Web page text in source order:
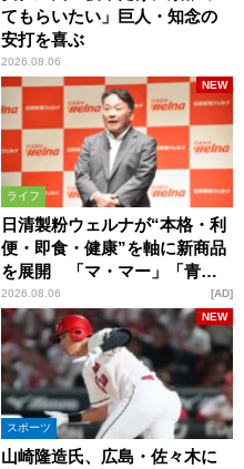
てもらいたい」巨人・知念の
安打を喜ぶ
2026.08.06
ライフ
日清製粉ウェルナが“本格・利
便・即食・健康”を軸に新商品
を展開 「マ・マー」「青の
洞窟」ブランドを強化
2026.08.06
NEW
AD
スポーツ
山崎隆造氏、広島・佐々木に
NEW